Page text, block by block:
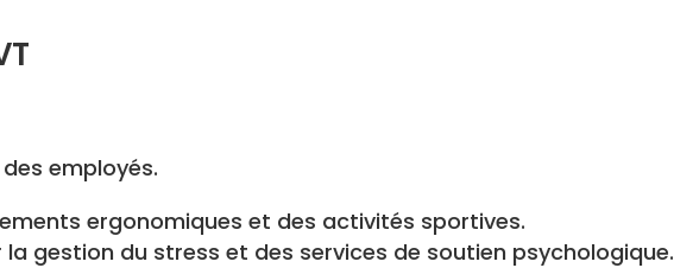
employés.
ergonomiques et des activités sportives.
gestion du stress et des services de soutien psychologique.